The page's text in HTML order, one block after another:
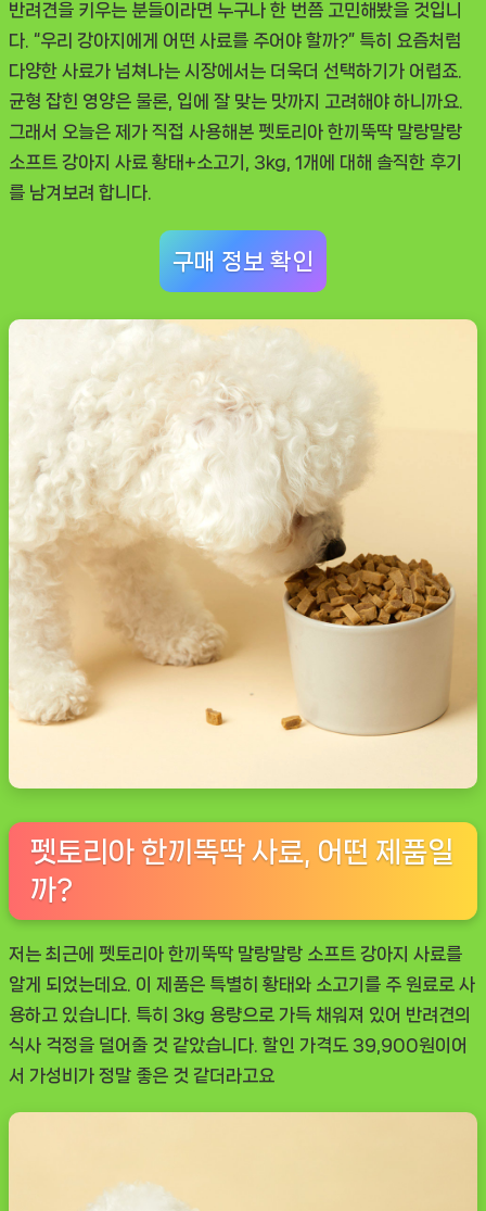
료
솔
직
리
뷰
반려견을 키우는 분들이라면 누구나 한 번쯤 고민해봤을 것입니
다. “우리 강아지에게 어떤 사료를 주어야 할까?” 특히 요즘처럼
다양한 사료가 넘쳐나는 시장에서는 더욱더 선택하기가 어렵죠.
균형 잡힌 영양은 물론, 입에 잘 맞는 맛까지 고려해야 하니까요.
그래서 오늘은 제가 직접 사용해본 펫토리아 한끼뚝딱 말랑말랑
소프트 강아지 사료 황태+소고기, 3kg, 1개 에 대해 솔직한 후기
를 남겨보려 합니다.
구매 정보 확인
펫토리아 한끼뚝딱 사료, 어떤 제품일
까?
저는 최근에 펫토리아 한끼뚝딱 말랑말랑 소프트 강아지 사료를
알게 되었는데요. 이 제품은 특별히 황태와 소고기를 주 원료로 사
용하고 있습니다. 특히 3kg 용량으로 가득 채워져 있어 반려견의
식사 걱정을 덜어줄 것 같았습니다. 할인 가격도 39,900원이어
서 가성비가 정말 좋은 것 같더라고요